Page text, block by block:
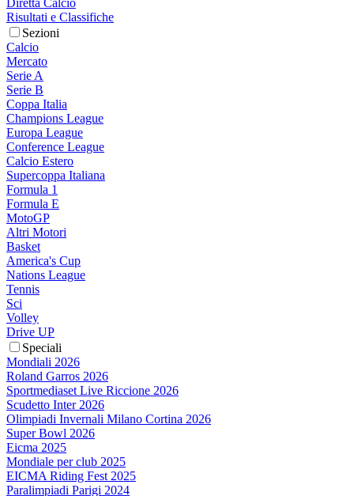
Risultati e Classifiche
Sezioni
Calcio
Mercato
Serie A
Serie B
Coppa Italia
Champions League
Europa League
Conference League
Calcio Estero
Supercoppa Italiana
Formula 1
Formula E
MotoGP
Altri Motori
Basket
America's Cup
Nations League
Tennis
Sci
Volley
Drive UP
Speciali
Mondiali 2026
Roland Garros 2026
Sportmediaset Live Riccione 2026
Scudetto Inter 2026
Olimpiadi Invernali Milano Cortina 2026
Super Bowl 2026
Eicma 2025
Mondiale per club 2025
EICMA Riding Fest 2025
Paralimpiadi Parigi 2024